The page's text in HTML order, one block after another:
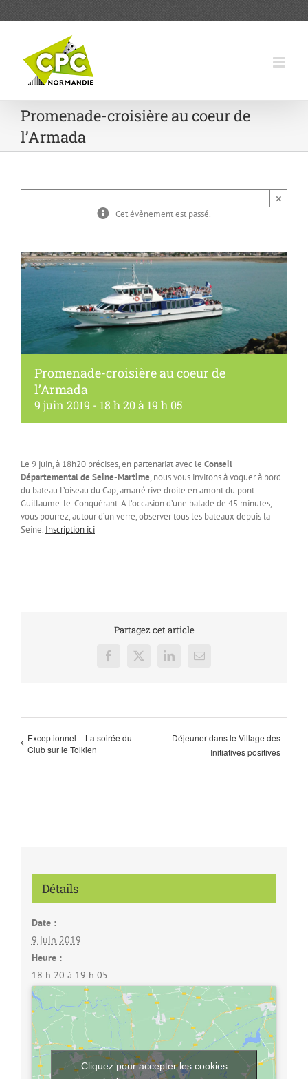
Promenade-croisière au coeur de
l’Armada
Cet évènement est passé.
×
Promenade-croisière au coeur de
l’Armada
9 juin 2019 - 18 h 20à 19 h 05
Le 9 juin, à 18h20 précises, en partenariat avec le Conseil
Départemental de Seine-Martime, nous vous invitons à voguer à bord
du bateau L’oiseau du Cap, amarré rive droite en amont du pont
Guillaume-le-Conquérant. A l’occasion d’une balade de 45 minutes,
vous pourrez, autour d’un verre, observer tous les bateaux depuis la
Seine. Inscription ici
Partagez cet article
Facebook
X LinkedInEmail
Exceptionnel – La soirée du
Club sur le Tolkien
Déjeuner dans le Village des
Initiatives positives
Détails
Date :
9 juin 2019
Heure :
18 h 20 à 19 h 05
Cliquez pour accepter les cookies